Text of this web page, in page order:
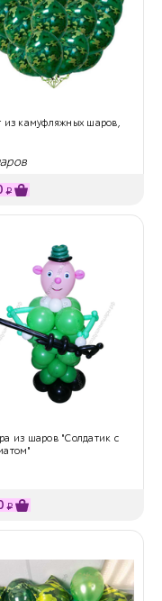
из камуфляжных шаров,
₽
из шаров "Солдатик с
₽